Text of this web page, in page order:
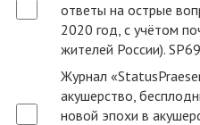
ответы на острые
2020 год, с учётом
жителей России). SP69
Журнал
акушерство,
новой эпохи в